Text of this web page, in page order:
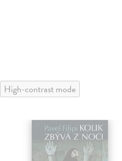
High-contrast mode